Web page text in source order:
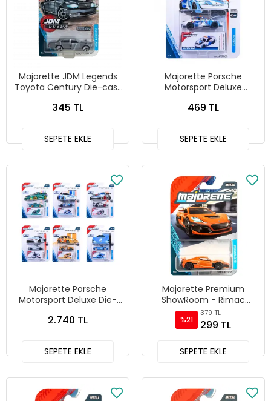
Majorette JDM Legends
Toyota Century Die-cast
345 TL
SEPETE EKLE
Majorette Porsche
Motorsport Deluxe
469 TL
SEPETE EKLE
Majorette Porsche
Motorsport Deluxe Die-
2.740 TL
SEPETE EKLE
Majorette Premium
ShowRoom - Rimac
Nevera
%21
379 TL
299 TL
SEPETE EKLE